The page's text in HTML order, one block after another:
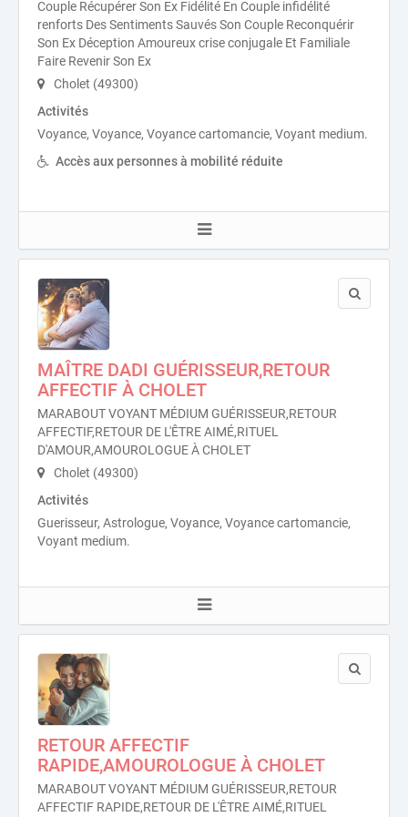
Couple Récupérer Son Ex Fidélité En Couple infidélité
renforts Des Sentiments Sauvés Son Couple Reconquérir
Son Ex Déception Amoureux crise conjugale Et Familiale
Faire Revenir Son Ex
Cholet (49300)
Activités
Voyance, Voyance, Voyance cartomancie, Voyant medium.
Accès aux personnes à mobilité réduite
MAÎTRE DADI GUÉRISSEUR,RETOUR
AFFECTIF À CHOLET
MARABOUT VOYANT MÉDIUM GUÉRISSEUR,RETOUR
AFFECTIF,RETOUR DE L'ÊTRE AIMÉ,RITUEL
D'AMOUR,AMOUROLOGUE À CHOLET
Cholet (49300)
Activités
Guerisseur, Astrologue, Voyance, Voyance cartomancie,
Voyant medium.
RETOUR AFFECTIF
RAPIDE,AMOUROLOGUE À CHOLET
MARABOUT VOYANT MÉDIUM GUÉRISSEUR,RETOUR
AFFECTIF RAPIDE,RETOUR DE L'ÊTRE AIMÉ,RITUEL